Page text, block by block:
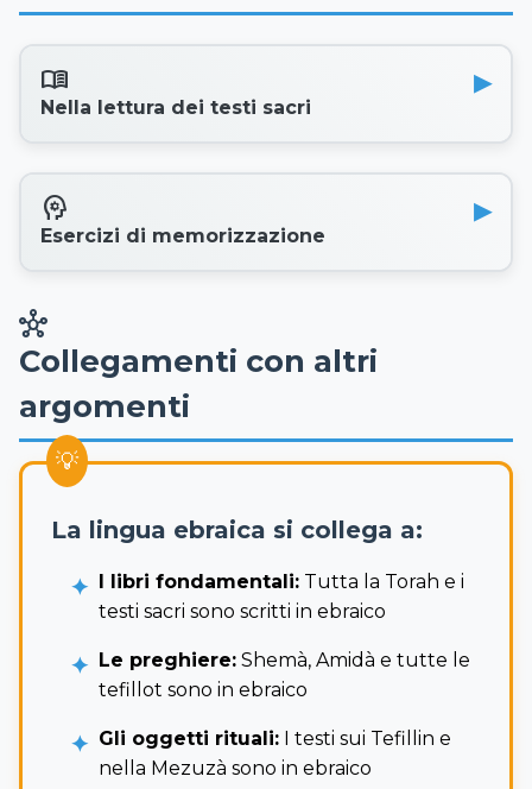
menu_book
Nella lettura dei testi sacri
psychology
Esercizi di memorizzazione
hub
Collegamenti con altri
argomenti
La lingua ebraica si collega a:
I libri fondamentali: Tutta la Torah e i
testi sacri sono scritti in ebraico
Le preghiere: Shemà, Amidà e tutte le
tefillot sono in ebraico
Gli oggetti rituali: I testi sui Tefillin e
nella Mezuzà sono in ebraico